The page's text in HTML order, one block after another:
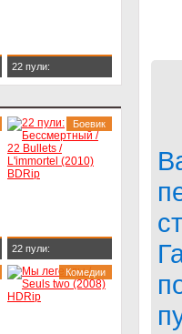
22 пули:
(2010) BDRip
22 пули:
Бессмертный / 22
Bullets / L'immortel
Боевик
Комедии